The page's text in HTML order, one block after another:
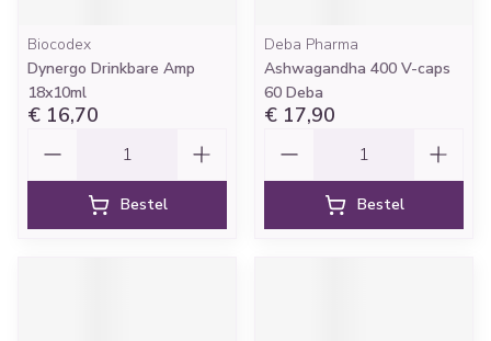
Biocodex
Dynergo Drinkbare Amp
18x10ml
€ 16,70
Bestel
Deba Pharma
Ashwagandha 400 V-caps
60 Deba
€ 17,90
Bestel